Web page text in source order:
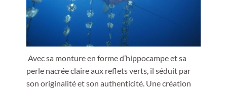
Avec sa monture en forme d’hippocampe et sa
perle nacrée claire aux reflets verts, il séduit par
son originalité et son authenticité. Une création